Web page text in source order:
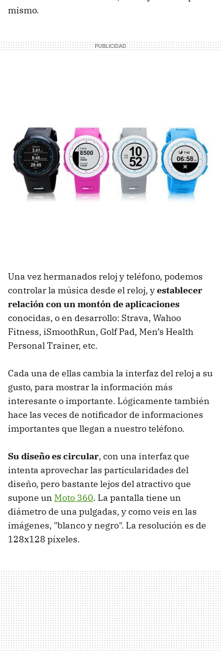
mismo.
Una vez hermanados reloj y teléfono, podemos
controlar la música desde el reloj, yestablecer
relación con un montón de aplicaciones
conocidas, o en desarrollo: Strava, Wahoo
Fitness, iSmoothRun, Golf Pad, Men’s Health
Personal Trainer, etc.
Cada una de ellas cambia la interfaz del reloj a su
gusto, para mostrar la información más
interesante o importante. Lógicamente también
hace las veces de notificador de informaciones
importantes que llegan a nuestro teléfono.
Su diseño es circular, con una interfaz que
intenta aprovechar las particularidades del
diseño, pero bastante lejos del atractivo que
supone un Moto 360. La pantalla tiene un
diámetro de una pulgadas, y como veis en las
imágenes, "blanco y negro". La resolución es de
128x128 píxeles.